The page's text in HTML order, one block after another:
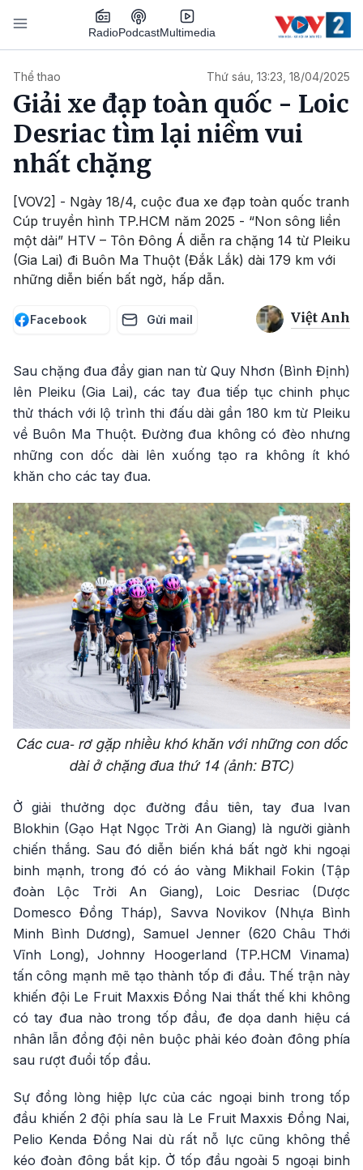
Nhảy đến nội dung
RadioPodcastMultimedia
Thể thao Thứ sáu, 13:23, 18/04/2025
Giải xe đạp toàn quốc - Loic
Desriac tìm lại niềm vui
nhất chặng
[VOV2] - Ngày 18/4, cuộc đua xe đạp toàn quốc tranh
Cúp truyền hình TP.HCM năm 2025 - “Non sông liền
một dải” HTV – Tôn Đông Á diễn ra chặng 14 từ Pleiku
(Gia Lai) đi Buôn Ma Thuột (Đắk Lắk) dài 179 km với
những diễn biến bất ngờ, hấp dẫn.
Facebook Gửi mail Việt Anh
Sau chặng đua đầy gian nan từ Quy Nhơn (Bình Định)
lên Pleiku (Gia Lai), các tay đua tiếp tục chinh phục
thử thách với lộ trình thi đấu dài gần 180 km từ Pleiku
về Buôn Ma Thuột. Đường đua không có đèo nhưng
những con dốc dài lên xuống tạo ra không ít khó
khăn cho các tay đua.
Các cua- rơ gặp nhiều khó khăn với những con dốc
dài ở chặng đua thứ 14 (ảnh: BTC)
Ở giải thưởng dọc đường đầu tiên, tay đua Ivan
Blokhin (Gạo Hạt Ngọc Trời An Giang) là người giành
chiến thắng. Sau đó diễn biến khá bất ngờ khi ngoại
binh mạnh, trong đó có áo vàng Mikhail Fokin (Tập
đoàn Lộc Trời An Giang), Loic Desriac (Dược
Domesco Đồng Tháp), Savva Novikov (Nhựa Bình
Minh Bình Dương), Samuel Jenner (620 Châu Thới
Vĩnh Long), Johnny Hoogerland (TP.HCM Vinama)
tấn công mạnh mẽ tạo thành tốp đi đầu. Thế trận này
khiến đội Le Fruit Maxxis Đồng Nai thất thế khi không
có tay đua nào trong tốp đầu, đe dọa danh hiệu cá
nhân lẫn đồng đội nên buộc phải kéo đoàn đông phía
sau rượt đuổi tốp đầu.
Sự đồng lòng hiệp lực của các ngoại binh trong tốp
đầu khiến 2 đội phía sau là Le Fruit Maxxis Đồng Nai,
Pelio Kenda Đồng Nai dù rất nỗ lực cũng không thể
kéo đoàn đông bắt kịp. Ở tốp đầu ngoài 5 ngoại binh